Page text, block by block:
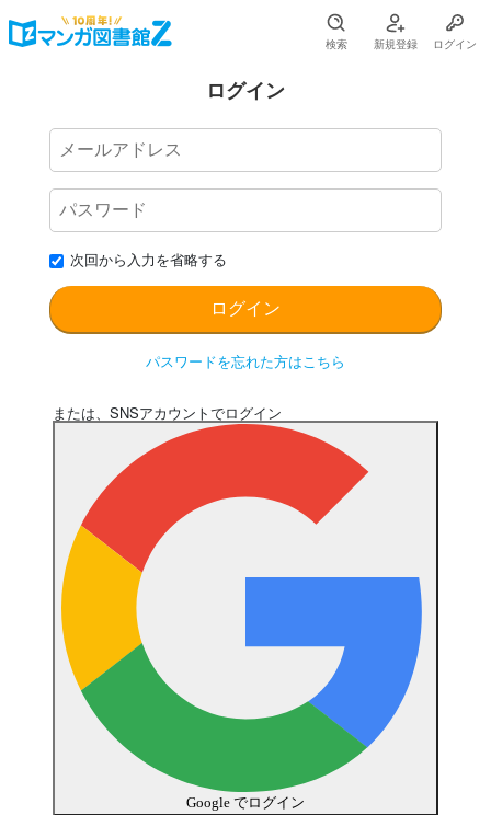
検索 新規登録 ログイン
ログイン
次回から入力を省略する
パスワードを忘れた方はこちら
または、SNSアカウントでログイン
Google でログイン